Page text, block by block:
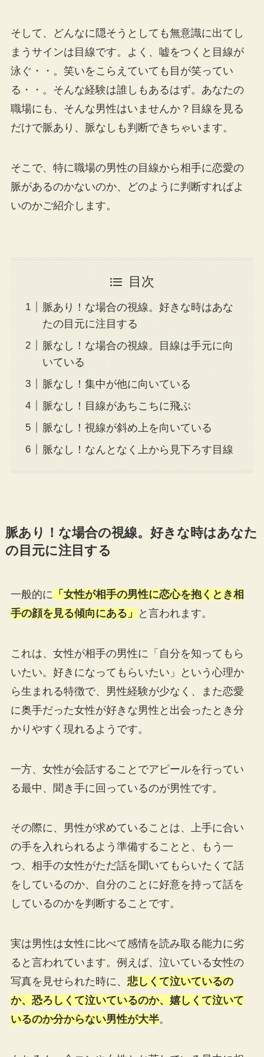
そして、どんなに隠そうとしても無意識に出てし
まうサインは目線です。よく、嘘をつくと目線が
泳ぐ・・。笑いをこらえていても目が笑ってい
る・・。そんな経験は誰しもあるはず。あなたの
職場にも、そんな男性はいませんか？目線を見る
だけで脈あり、脈なしも判断できちゃいます。
そこで、特に職場の男性の目線から相手に恋愛の
脈があるのかないのか、どのように判断すればよ
いのかご紹介します。
目次
脈あり！な場合の視線。好きな時はあな
たの目元に注目する
脈なし！な場合の視線。目線は手元に向
いている
脈なし！集中が他に向いている
脈なし！目線があちこちに飛ぶ
脈なし！視線が斜め上を向いている
脈なし！なんとなく上から見下ろす目線
脈あり！な場合の視線。好きな時はあなた
の目元に注目する
一般的に 「女性が相手の男性に恋心を抱くとき相
手の顔を見る傾向にある」
と言われます。
これは、女性が相手の男性に「自分を知ってもら
いたい。好きになってもらいたい」という心理か
ら生まれる特徴で、男性経験が少なく、また恋愛
に奥手だった女性が好きな男性と出会ったとき分
かりやすく現れるようです。
一方、女性が会話することでアピールを行ってい
る最中、聞き手に回っているのが男性です。
その際に、男性が求めていることは、上手に合い
の手を入れられるよう準備することと、もう一
つ、相手の女性がただ話を聞いてもらいたくて話
をしているのか、自分のことに好意を持って話を
しているのかを判断することです。
実は男性は女性に比べて感情を読み取る能力に劣
ると言われています。例えば、泣いている女性の
写真を見せられた時に、 悲しくて泣いているの
か、恐ろしくて泣いているのか、嬉しくて泣いて
いるのか分からない男性が大半。